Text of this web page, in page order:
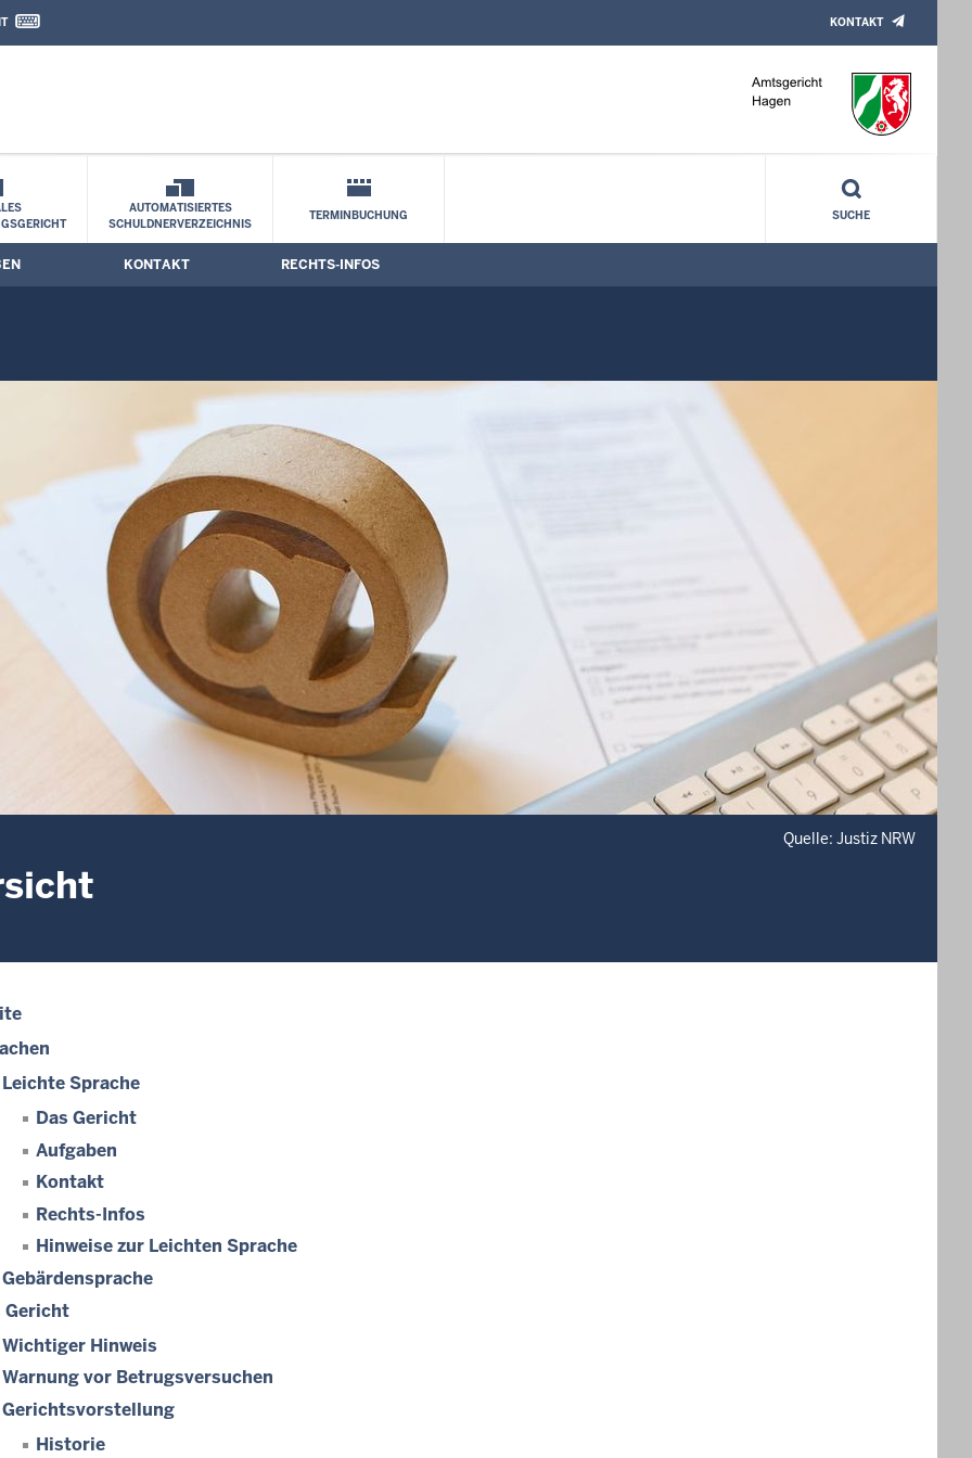
Kontaktformular
KONTAKT
AUTOMATISIERTES
SCHULDNERVERZEICHNIS
TERMINBUCHUNG SUCHE
KONTAKT RECHTS-INFOS
Quelle: Justiz NRW
Leichte Sprache
Das Gericht
Aufgaben
Kontakt
Rechts-Infos
Hinweise zur Leichten Sprache
Gebärdensprache
Gericht
Wichtiger Hinweis
Warnung vor Betrugsversuchen
Gerichtsvorstellung
Historie